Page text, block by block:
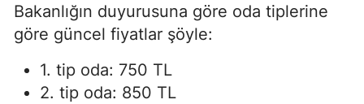
Bakanlığın duyurusuna göre oda tiplerine
göre güncel fiyatlar şöyle:
1. tip oda: 750 TL
2. tip oda: 850 TL